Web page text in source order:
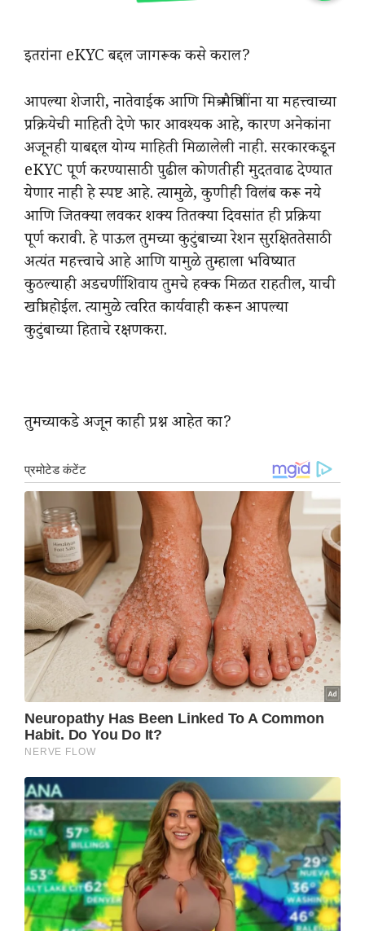
इतरांना eKYC बद्दल जागरूक कसे कराल?
आपल्या शेजारी, नातेवाईक आणि मित्र-मैत्रिणींना या महत्त्वाच्या
प्रक्रियेची माहिती देणे फार आवश्यक आहे, कारण अनेकांना
अजूनही याबद्दल योग्य माहिती मिळालेली नाही. सरकारकडून
eKYC पूर्ण करण्यासाठी पुढील कोणतीही मुदतवाढ देण्यात
येणार नाही हे स्पष्ट आहे. त्यामुळे, कुणीही विलंब करू नये
आणि जितक्या लवकर शक्य तितक्या दिवसांत ही प्रक्रिया
पूर्ण करावी. हे पाऊल तुमच्या कुटुंबाच्या रेशन सुरक्षिततेसाठी
अत्यंत महत्त्वाचे आहे आणि यामुळे तुम्हाला भविष्यात
कुठल्याही अडचणींशिवाय तुमचे हक्क मिळत राहतील, याची
खात्री होईल. त्यामुळे त्वरित कार्यवाही करून आपल्या
कुटुंबाच्या हिताचे रक्षणकरा.
तुमच्याकडे अजून काही प्रश्न आहेत का?